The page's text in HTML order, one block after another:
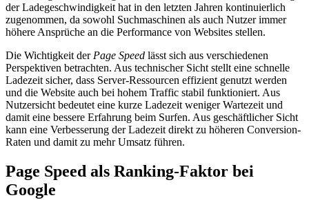
der Ladegeschwindigkeit hat in den letzten Jahren kontinuierlich
zugenommen, da sowohl Suchmaschinen als auch Nutzer immer
höhere Ansprüche an die Performance von Websites stellen.
Die Wichtigkeit der Page Speed lässt sich aus verschiedenen
Perspektiven betrachten. Aus technischer Sicht stellt eine schnelle
Ladezeit sicher, dass Server-Ressourcen effizient genutzt werden
und die Website auch bei hohem Traffic stabil funktioniert. Aus
Nutzersicht bedeutet eine kurze Ladezeit weniger Wartezeit und
damit eine bessere Erfahrung beim Surfen. Aus geschäftlicher Sicht
kann eine Verbesserung der Ladezeit direkt zu höheren Conversion-
Raten und damit zu mehr Umsatz führen.
Page Speed als Ranking-Faktor bei
Google